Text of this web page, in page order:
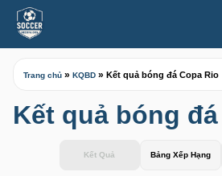
Trang chủ » KQBD » Kết quả bóng đá Copa Rio
Kết quả bóng
Kết Quả Bảng Xếp Hạng